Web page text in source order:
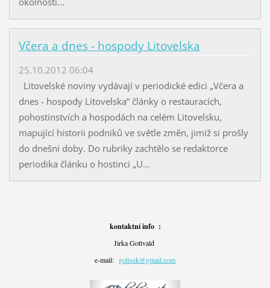
Včera a dnes - hospody Litovelska
25.10.2012 06:04
Litovelské noviny vydávají v periodické edici „Včera a
dnes - hospody Litovelska“ články o restauracích,
pohostinstvích a hospodách na celém Litovelsku,
mapující historii podniků ve světle změn, jimiž si prošly
do dnešní doby. Do rubriky zachtělo se redaktorce
periodika článku o hostinci „U...
kontaktní info :
Jirka Gottvald
e-mail: gotisek@gmail.com